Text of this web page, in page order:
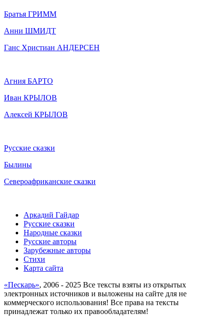
Братья ГРИММ
Анни ШМИДТ
Ганс Христиан АНДЕРСЕН
Агния БАРТО
Иван КРЫЛОВ
Алексей КРЫЛОВ
Русские сказки
Былины
Североафриканские сказки
Аркадий Гайдар
Русские сказки
Народные сказки
Русские авторы
Зарубежные авторы
Стихи
Карта сайта
«Пескарь», 2006 - 2025 Все тексты взяты из открытых
электронных источников и выложены на сайте для не
коммерческого использования! Все права на тексты
принадлежат только их правообладателям!